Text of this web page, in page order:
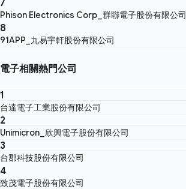
Phison Electronics Corp_群聯電子股份有限公司
8
91APP_九易宇軒股份有限公司
電子相關熱門公司
1
台達電子工業股份有限公司
2
Unimicron_欣興電子股份有限公司
3
台郡科技股份有限公司
4
致茂電子股份有限公司